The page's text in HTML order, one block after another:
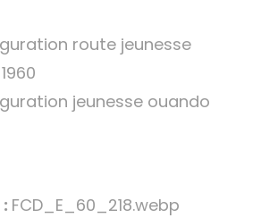
route jeunesse
jeunesse ouando
FCD_E_60_218.webp